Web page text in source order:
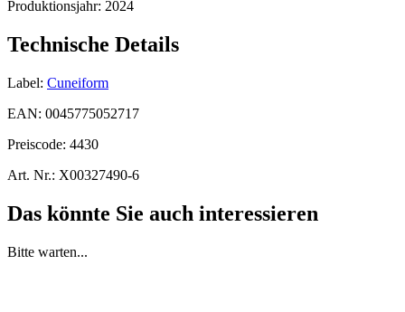
Produktionsjahr: 2024
Technische Details
Label: Cuneiform
EAN: 0045775052717
Preiscode: 4430
Art. Nr.: X00327490-6
Das könnte Sie auch interessieren
Bitte warten...